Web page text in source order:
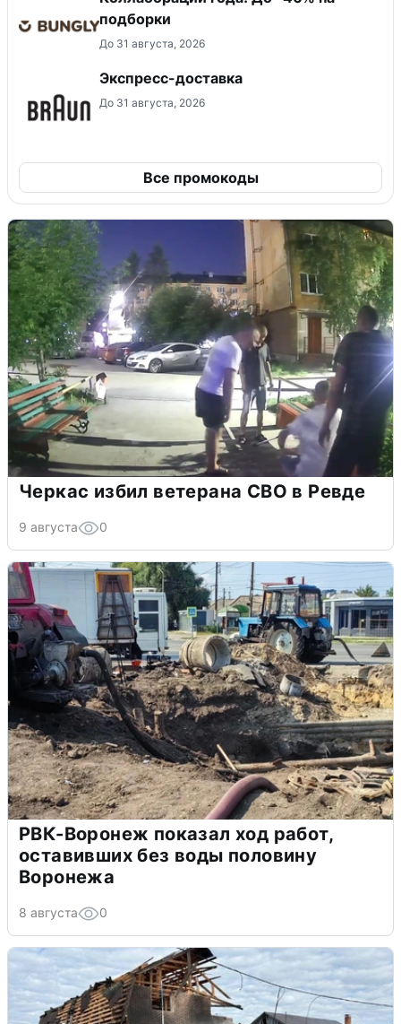
подборки
До 31 августа, 2026
Экспресс-доставка
До 31 августа, 2026
Все промокоды
Черкас избил ветерана СВО в Ревде
9 августа 0
РВК-Воронеж показал ход работ,
оставивших без воды половину
Воронежа
8 августа 0